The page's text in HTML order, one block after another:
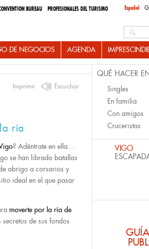
Español
BUREAU PROFESIONALES DEL TURISMO
DE NEGOCIOS AGENDA
Imprimir Escuchar
ría
? Adéntrate en ella…
se han librado batallas
abrigo a corsarios y
ideal en el que pasar
moverte por la ría de
de sus fondos
QUÉ HACER
Singles
En familia
Con amigos
Cruceristas
VIGO